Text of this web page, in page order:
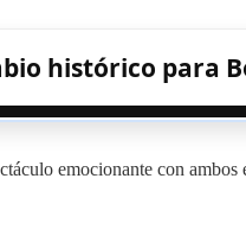
histórico para
emocionante con